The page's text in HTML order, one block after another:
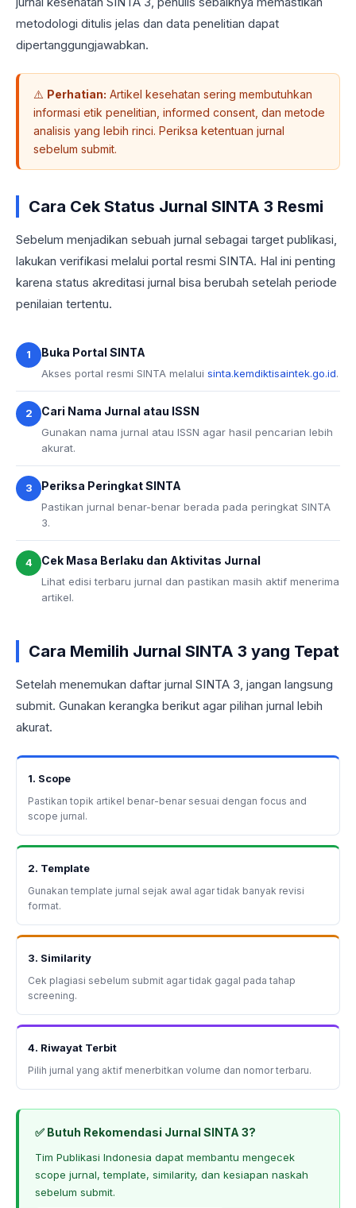
metodologi ditulis jelas dan data penelitian dapat
dipertanggungjawabkan.
⚠️ Perhatian: Artikel kesehatan sering membutuhkan
informasi etik penelitian, informed consent, dan metode
analisis yang lebih rinci. Periksa ketentuan jurnal
sebelum submit.
Cara Cek Status Jurnal SINTA 3 Resmi
Sebelum menjadikan sebuah jurnal sebagai target publikasi,
lakukan verifikasi melalui portal resmi SINTA. Hal ini penting
karena status akreditasi jurnal bisa berubah setelah periode
penilaian tertentu.
1 Buka Portal SINTA
Akses portal resmi SINTA melalui sinta.kemdiktisaintek.go.id.
2 Cari Nama Jurnal atau ISSN
Gunakan nama jurnal atau ISSN agar hasil pencarian lebih
akurat.
3 Periksa Peringkat SINTA
Pastikan jurnal benar-benar berada pada peringkat SINTA
3.
4 Cek Masa Berlaku dan Aktivitas Jurnal
Lihat edisi terbaru jurnal dan pastikan masih aktif menerima
artikel.
Cara Memilih Jurnal SINTA 3 yang Tepat
Setelah menemukan daftar jurnal SINTA 3, jangan langsung
submit. Gunakan kerangka berikut agar pilihan jurnal lebih
akurat.
1. Scope
Pastikan topik artikel benar-benar sesuai dengan focus and
scope jurnal.
2. Template
Gunakan template jurnal sejak awal agar tidak banyak revisi
format.
3. Similarity
Cek plagiasi sebelum submit agar tidak gagal pada tahap
screening.
4. Riwayat Terbit
Pilih jurnal yang aktif menerbitkan volume dan nomor terbaru.
✅ Butuh Rekomendasi Jurnal SINTA 3?
Tim Publikasi Indonesia dapat membantu mengecek
scope jurnal, template, similarity, dan kesiapan naskah
sebelum submit.